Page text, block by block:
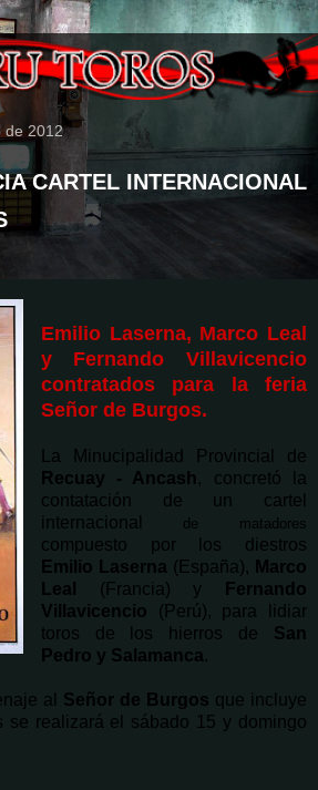
de 2012
CARTEL INTERNACIONAL
Emilio Laserna, Marco Leal
y Fernando Villavicencio
contratados para la feria
Señor de Burgos.
La Minucipalidad Provincial de
Recuay - Ancash , concretó la
contatación de un cartel
internacional
de matadores
compuesto por los diestros
Emilio Laserna (España), Marco
Leal
(Francia) y
Fernando
Villavicencio (Perú), para lidiar
toros de los hierros de San
Pedro y Salamanca.
al Señor de Burgos que incluye
se realizará el sábado 15 y domingo